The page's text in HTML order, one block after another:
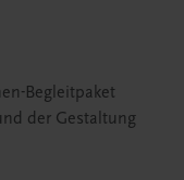
Begleitpaket
der Gestaltung